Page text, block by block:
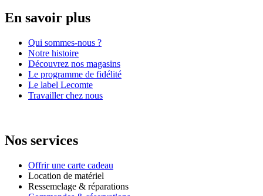
En savoir plus
Qui sommes-nous ?
Notre histoire
Découvrez nos magasins
Le programme de fidélité
Le label Lecomte
Travailler chez nous
Nos services
Offrir une carte cadeau
Location de matériel
Ressemelage & réparations